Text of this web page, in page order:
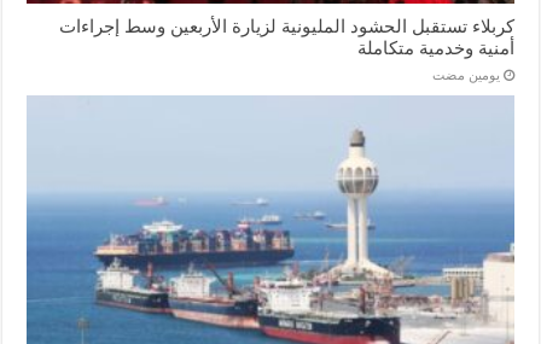
كربلاء تستقبل الحشود المليونية لزيارة الأربعين وسط إجراءات
أمنية وخدمية متكاملة
‏يومين مضت